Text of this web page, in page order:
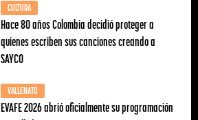
CULTURA
Hace 80 años Colombia decidió proteger a
quienes escriben sus canciones creando a
SAYCO
VALLENATO
EVAFE 2026 abrió oficialmente su programación